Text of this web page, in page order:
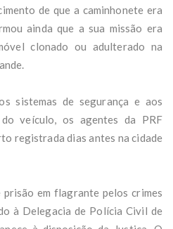
de que a caminhonete era
ainda que a sua missão era
clonado ou adulterado na
sistemas de segurança e aos
veículo, os agentes da PRF
registrada dias antes na cidade
em flagrante pelos crimes
à Delegacia de Polícia Civil de